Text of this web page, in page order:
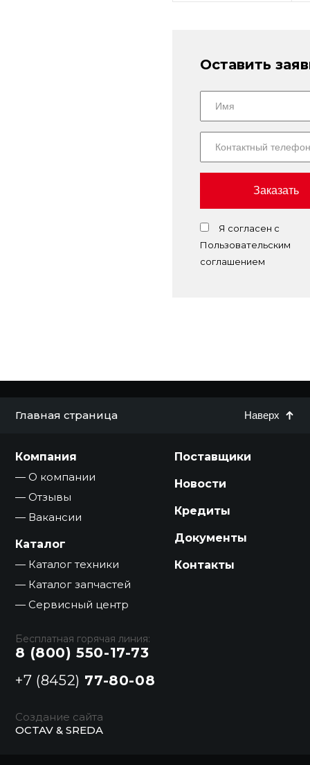
Оставить
Заказать
Я согласен с
Пользовательским
соглашением
Главная страница Наверх
Компания
О компании
Отзывы
Вакансии
Каталог
Каталог техники
Каталог запчастей
Сервисный центр
Поставщики
Новости
Кредиты
Документы
Контакты
Бесплатная горячая линия:
8 (800) 550-17-73
+7 (8452) 77-80-08
Создание сайта
OCTAV & SREDA